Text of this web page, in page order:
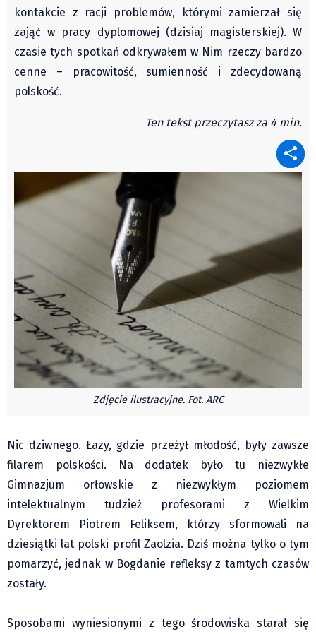
Zamów prenumeratę
Reklama
RODO (GDPR)
OGÓLNE WARUNKI HANDLOWE
Všeobecné obchodní podmínky
Polska
Kongres Polaków
Sejmiki Gminne 2024
PZKO
Placówki dyplomatyczne w CZ
English Voice
Kultura
Recenzje
Pop Art
Wydarzenia
Publicystyka
Zdaniem...
Pre-teksty i kon-teksty Łęckiego
Na posiónku pisane Milerskiego (archiwum)
Na granicy Księstwa Drobika (archiwum)
Podróże małe i duże Skałki
Wywiady
kontakcie z racji problemów, którymi zamierzał się
zająć w pracy dyplomowej (dzisiaj magisterskiej). W
czasie tych spotkań odkrywałem w Nim rzeczy bardzo
cenne – pracowitość, sumienność i zdecydowaną
polskość.
Ten tekst przeczytasz za 4 min.
Zdjęcie ilustracyjne. Fot. ARC
Nic dziwnego. Łazy, gdzie przeżył młodość, były zawsze
filarem polskości. Na dodatek było tu niezwykłe
Gimnazjum orłowskie z niezwykłym poziomem
intelektualnym tudzież profesorami z Wielkim
Dyrektorem Piotrem Feliksem, którzy sformowali na
dziesiątki lat polski profil Zaolzia. Dziś można tylko o tym
pomarzyć, jednak w Bogdanie refleksy z tamtych czasów
zostały.
Sposobami wyniesionymi z tego środowiska starał się